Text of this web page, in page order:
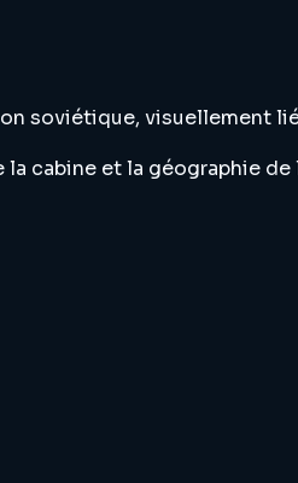
soviétique, visuellement
cabine et la géographie